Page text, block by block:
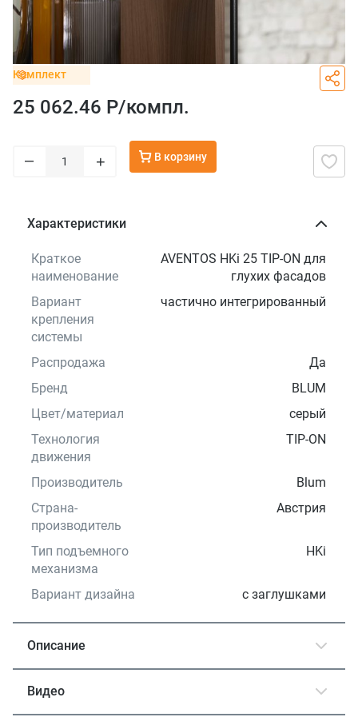
Комплект
25 062.46 Р/компл.
– + В корзину
Характеристики
Краткое
наименование
AVENTOS HKi 25 TIP-ON для
глухих фасадов
Вариант
крепления
системы
частично интегрированный
Распродажа
Да
Бренд
BLUM
Цвет/материал
серый
Технология
движения
TIP-ON
Производитель
Blum
Страна-
производитель
Австрия
Тип подъемного
механизма
HKi
Вариант дизайна с заглушками
Описание
Видео